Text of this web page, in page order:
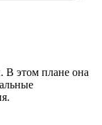
В этом плане она